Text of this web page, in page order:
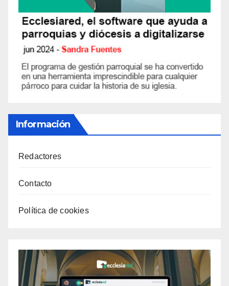
Información
Redactores
Contacto
Política de cookies